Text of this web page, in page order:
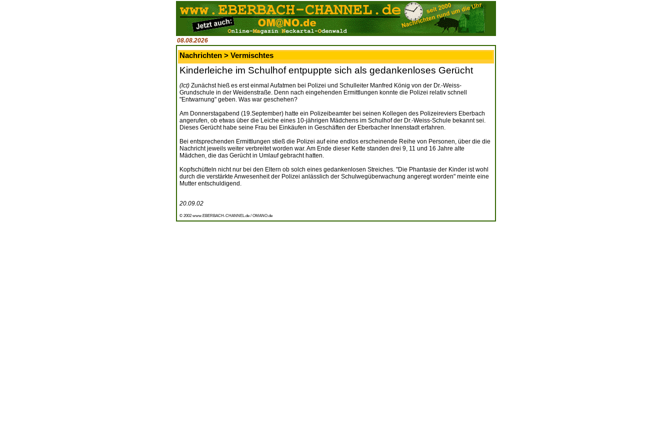
08.08.2026
Nachrichten > Vermischtes
Kinderleiche im Schulhof entpuppte sich als gedankenloses Gerücht
(lct) Zunächst hieß es erst einmal Aufatmen bei Polizei und Schulleiter Manfred König von der Dr.-Weiss-
Grundschule in der Weidenstraße. Denn nach eingehenden Ermittlungen konnte die Polizei relativ schnell
"Entwarnung" geben. Was war geschehen?
Am Donnerstagabend (19.September) hatte ein Polizeibeamter bei seinen Kollegen des Polizeireviers Eberbach
angerufen, ob etwas über die Leiche eines 10-jährigen Mädchens im Schulhof der Dr.-Weiss-Schule bekannt sei.
Dieses Gerücht habe seine Frau bei Einkäufen in Geschäften der Eberbacher Innenstadt erfahren.
Bei entsprechenden Ermittlungen stieß die Polizei auf eine endlos erscheinende Reihe von Personen, über die die
Nachricht jeweils weiter verbreitet worden war. Am Ende dieser Kette standen drei 9, 11 und 16 Jahre alte
Mädchen, die das Gerücht in Umlauf gebracht hatten.
Kopfschütteln nicht nur bei den Eltern ob solch eines gedankenlosen Streiches. "Die Phantasie der Kinder ist wohl
durch die verstärkte Anwesenheit der Polizei anlässlich der Schulwegüberwachung angeregt worden" meinte eine
Mutter entschuldigend.
20.09.02
© 2002 www.EBERBACH-CHANNEL.de / OMANO.de